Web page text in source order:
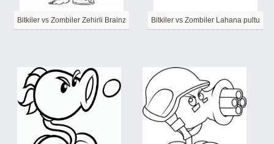
Bitkiler vs Zombiler Zehirli Brainz Bitkiler vs Zombiler Lahana pultu